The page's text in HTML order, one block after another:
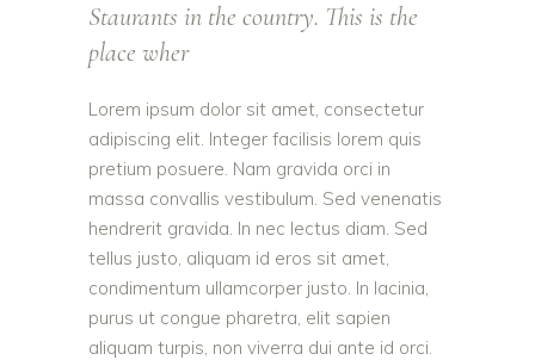
Staurants in the country. This is the
place wher
Lorem ipsum dolor sit amet, consectetur
adipiscing elit. Integer facilisis lorem quis
pretium posuere. Nam gravida orci in
massa convallis vestibulum. Sed venenatis
hendrerit gravida. In nec lectus diam. Sed
tellus justo, aliquam id eros sit amet,
condimentum ullamcorper justo. In lacinia,
purus ut congue pharetra, elit sapien
aliquam turpis, non viverra dui ante id orci.